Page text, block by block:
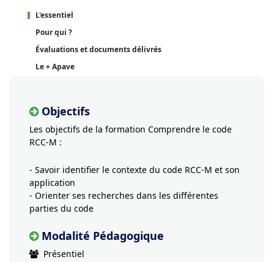
L'essentiel
Pour qui ?
Évaluations et documents délivrés
Le + Apave
Objectifs
Les objectifs de la formation Comprendre le code
RCC-M :
- Savoir identifier le contexte du code RCC-M et son
application
- Orienter ses recherches dans les différentes
parties du code
Modalité Pédagogique
Présentiel